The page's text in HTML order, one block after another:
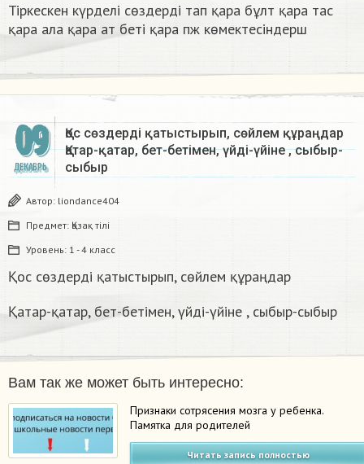
Тіркескен күрделі сөздерді тап қара бұлт қара тас
қара ала қара ат беті қара пж көмектесіндерш ​
09
ДЕКАБРЬ
Қос сөздерді қатыстырып, сөйлем құраңдар
Қатар-қатар, бет-бетімен, үйді-үйіне , сыбыр-
сыбыр​
Автор: liondance404
Предмет: Қазақ тiлi
Уровень: 1 - 4 класс
Қос сөздерді қатыстырып, сөйлем құраңдар
Қатар-қатар, бет-бетімен, үйді-үйіне , сыбыр-сыбыр​
Вам так же может быть интересно:
Признаки сотрясения мозга у ребенка.
Памятка для родителей
Читать запись полностью